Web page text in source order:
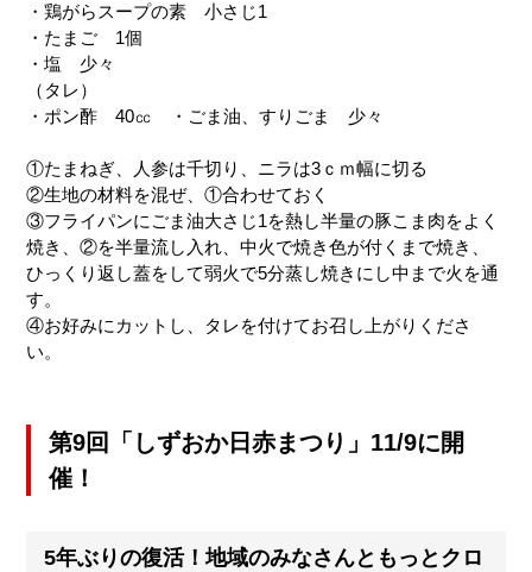
・鶏がらスープの素 小さじ1
・たまご 1個
・塩 少々
（タレ）
・ポン酢 40㏄ ・ごま油、すりごま 少々
①たまねぎ、人参は千切り、ニラは3ｃｍ幅に切る
②生地の材料を混ぜ、①合わせておく
③フライパンにごま油大さじ1を熱し半量の豚こま肉をよく
焼き、②を半量流し入れ、中火で焼き色が付くまで焼き、
ひっくり返し蓋をして弱火で5分蒸し焼きにし中まで火を通
す。
④お好みにカットし、タレを付けてお召し上がりくださ
い。
第9回「しずおか日赤まつり」11/9に開
催！
5年ぶりの復活！地域のみなさんともっとクロ